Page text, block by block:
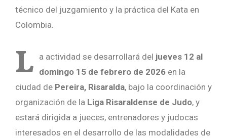
técnico del juzgamiento y la práctica del Kata en
Colombia.
L a actividad se desarrollará del jueves 12 al
domingo 15 de febrero de 2026 en la
ciudad de Pereira, Risaralda, bajo la coordinación y
organización de la Liga Risaraldense de Judo, y
estará dirigida a jueces, entrenadores y judocas
interesados en el desarrollo de las modalidades de